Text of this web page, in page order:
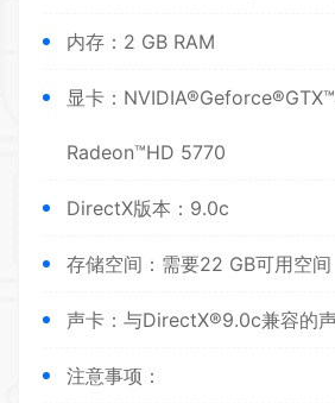
内存：2 GB RAM
显卡：
Radeon™HD 5770
DirectX版本：9.0c
存储空间：需要22 GB可用空间
声卡：与DirectX®9.0c兼容的
注意事项：